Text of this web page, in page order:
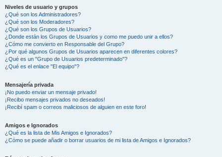
Niveles de usuario y grupos
¿Qué son los Administradores?
¿Qué son los Moderadores?
¿Qué son los Grupos de Usuarios?
¿Donde están los Grupos de Usuarios y como me puedo unir a ellos?
¿Cómo me convierto en Responsable del Grupo?
¿Por qué algunos Grupos de Usuarios aparecen en diferentes colores?
¿Qué es un "Grupo de Usuarios predeterminado"?
¿Qué es el enlace "El equipo"?
Mensajería privada
¡No puedo enviar un mensaje privado!
¡Recibo mensajes privados no deseados!
¡Recibí spam o correos maliciosos de alguien en este foro!
Amigos e Ignorados
¿Qué es la lista de Mis Amigos e Ignorados?
¿Cómo se puede añadir o borrar usuarios de mi lista de Amigos e Ignorados?